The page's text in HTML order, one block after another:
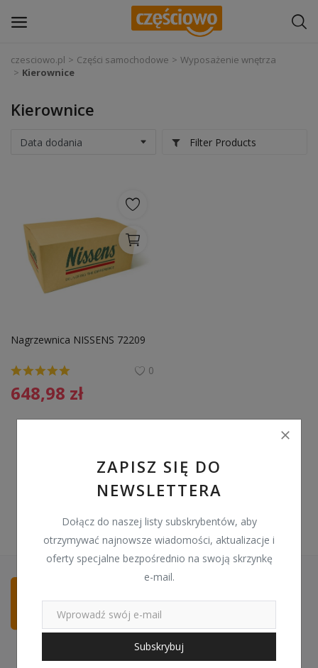
Zaloguj się
Zarejestruj
Wyposażenie i akcesoria samochodowe
Narzędzia i sprzęt warsztatowy
Chemia
Opony i felgi
Schowek
Polski
ZAPISZ SIĘ DO
NEWSLETTERA
Dołącz do naszej listy subskrybentów, aby
otrzymywać najnowsze wiadomości, aktualizacje i
oferty specjalne bezpośrednio na swoją skrzynkę
e-mail.
Subskrybuj
czesciowo.pl Części samochodowe
Wyposażenie wnętrza
Kierownice
Kierownice
Filter Products
Nagrzewnica NISSENS 72209
0
648,98 zł